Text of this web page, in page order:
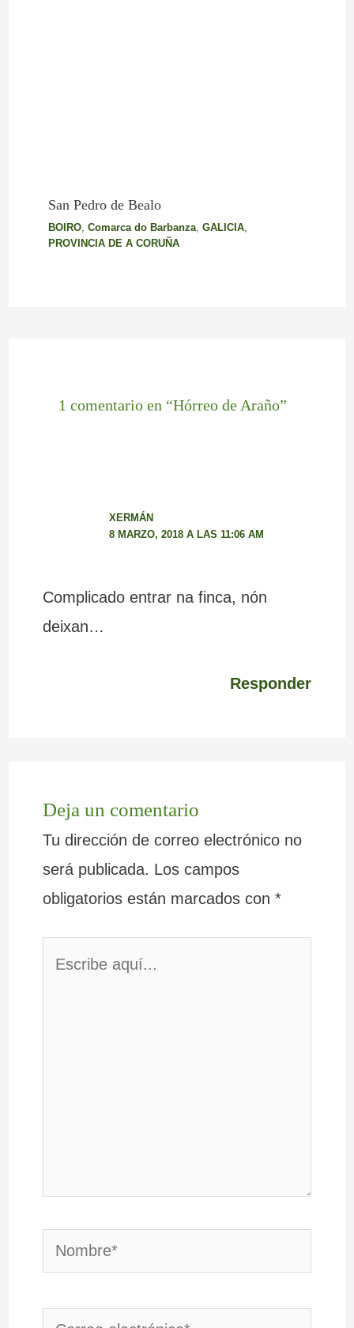
San Pedro de Bealo
BOIRO, Comarca do Barbanza, GALICIA,
PROVINCIA DE A CORUÑA
1 comentario en “Hórreo de Araño”
XERMÁN
8 MARZO, 2018 A LAS 11:06 AM
Complicado entrar na finca, nón
deixan…
Responder
Deja un comentario
Tu dirección de correo electrónico no
será publicada. Los campos
obligatorios están marcados con *
Nombre*
Correo